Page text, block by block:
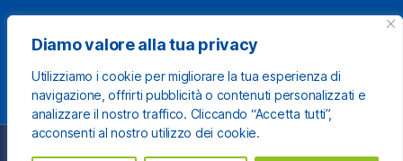
Diamo valore alla tua privacy
Utilizziamo i cookie per migliorare la tua esperienza di
navigazione, offrirti pubblicità o contenuti personalizzati e
analizzare il nostro traffico. Cliccando “Accetta tutti”,
acconsenti al nostro utilizzo dei cookie.